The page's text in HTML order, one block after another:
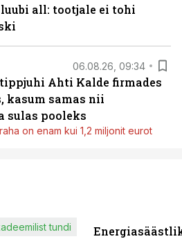
all: tootjale ei tohi
06.08.26, 09:34
Ahti Kalde firmades
kasum samas nii
sulas pooleks
on enam kui 1,2 miljonit eurot
tundi